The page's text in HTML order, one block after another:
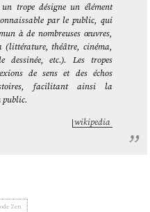
trope désigne un élément
par le public, qui
à de nombreuses œuvres,
(littérature, théâtre, cinéma,
dessinée, etc.). Les tropes
de sens et des échos
facilitant ainsi la
public.
wikipedia
Zen